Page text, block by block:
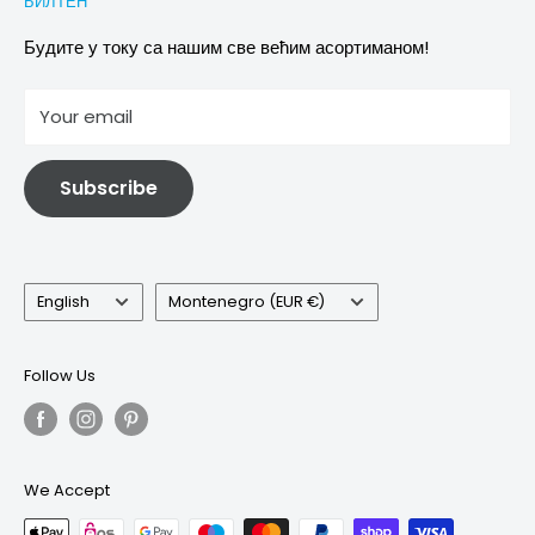
Images & references
Политика отказивања
Услови
Информације о електричној и електронској опреми
Будите у току са нашим све већим асортиманом!
Your email
Subscribe
Language
English Country/region
Montenegro (EUR €)
Follow Us
We Accept